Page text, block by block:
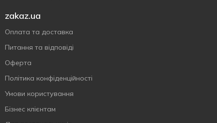
zakaz.ua
Оплата та доставка
Питання та відповіді
Оферта
Політика конфіденційності
Умови користування
Бізнес клієнтам